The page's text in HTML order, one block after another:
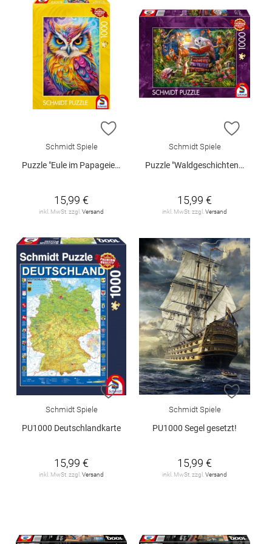
ZUR WUNSCHLISTE HINZUFÜGEN
Schmidt Spiele
Puzzle "Eule im Papageienkleid", 1000 Teile
15,99 €
inkl. MwSt. zzgl. Versand
ZUR
Schmidt Spiele
Puzzle "Waldgeschichten zur Nacht", 1000 Teile
15,99 €
inkl. MwSt. zzgl. Versand
ZUR WUNSCHLISTE HINZUFÜGEN
Schmidt Spiele
PU1000 Deutschlandkarte
15,99 €
inkl. MwSt. zzgl. Versand
ZUR
Schmidt Spiele
PU1000 Segel gesetzt!
15,99 €
inkl. MwSt. zzgl. Versand